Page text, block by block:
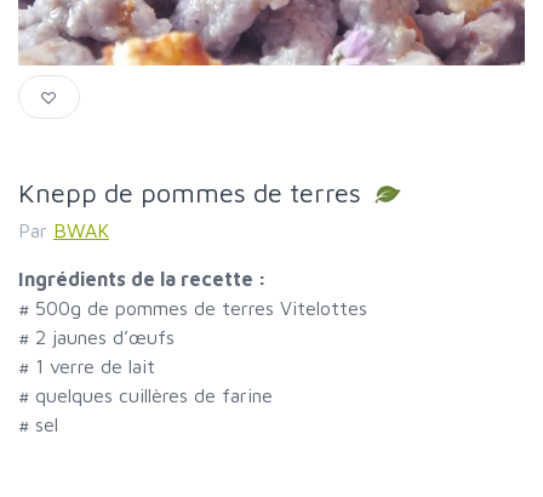
Knepp de pommes de terres
Par BWAK
Ingrédients de la recette :
# 500g de pommes de terres Vitelottes
# 2 jaunes d’œufs
# 1 verre de lait
# quelques cuillères de farine
# sel